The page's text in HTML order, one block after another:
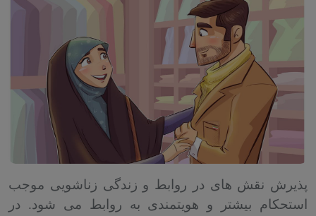
پذیرش نقش های در روابط و زندگی زناشویی موجب
استحکام بیشتر و هویتمندی به روابط می شود. در